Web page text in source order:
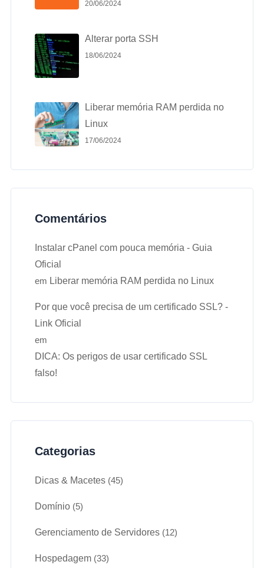
20/06/2024
Alterar porta SSH
18/06/2024
Liberar memória RAM perdida no
Linux
17/06/2024
Comentários
Instalar cPanel com pouca memória - Guia
Oficial
em Liberar memória RAM perdida no Linux
Por que você precisa de um certificado SSL? -
Link Oficial
em
DICA: Os perigos de usar certificado SSL
falso!
Categorias
Dicas & Macetes (45)
Domínio (5)
Gerenciamento de Servidores (12)
Hospedagem (33)